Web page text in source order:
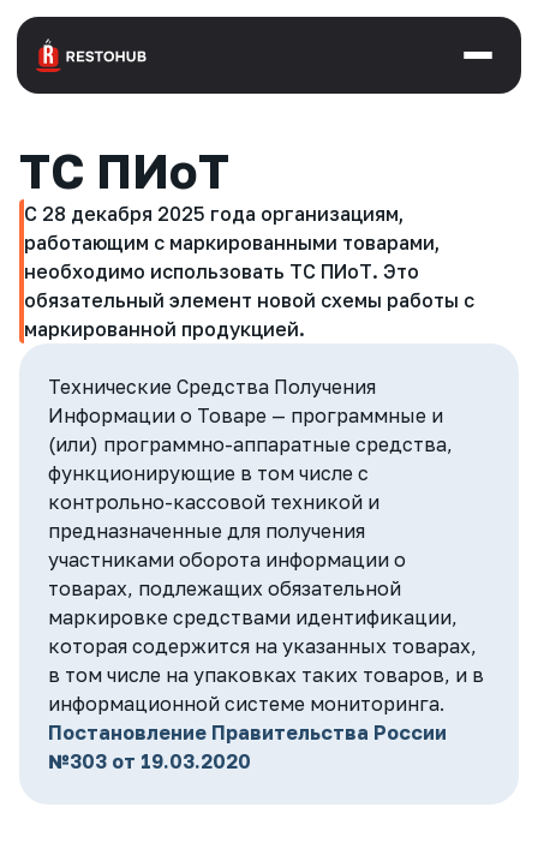
О нас
Restohub
Преимущества
Отзывы
Услуги
Аутсорсинг
Автоматизация iiko
ТС ПИоТ
Обучение
Тех. поддержка
Регистрация ККТ
Регистрация МЧД
ТС ПИоТ
С 28 декабря 2025 года организациям,
работающим с маркированными товарами,
необходимо использовать ТС ПИоТ. Это
обязательный элемент новой схемы работы с
маркированной продукцией.
Технические Средства Получения
Информации о Товаре — программные и
(или) программно-аппаратные средства,
функционирующие в том числе с
контрольно-кассовой техникой и
предназначенные для получения
участниками оборота информации о
товарах, подлежащих обязательной
маркировке средствами идентификации,
которая содержится на указанных товарах,
в том числе на упаковках таких товаров, и в
информационной системе мониторинга.
Постановление Правительства России
№303 от 19.03.2020